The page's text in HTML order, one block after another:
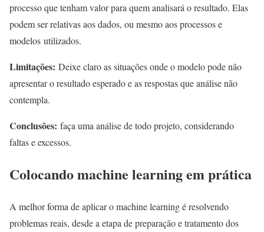
processo que tenham valor para quem analisará o resultado. Elas
podem ser relativas aos dados, ou mesmo aos processos e
modelos utilizados.
Limitações: Deixe claro as situações onde o modelo pode não
apresentar o resultado esperado e as respostas que análise não
contempla.
Conclusões: faça uma análise de todo projeto, considerando
faltas e excessos.
Colocando machine learning em prática
A melhor forma de aplicar o machine learning é resolvendo
problemas reais, desde a etapa de preparação e tratamento dos